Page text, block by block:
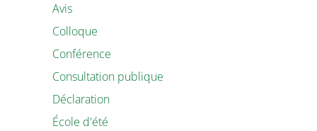
Avis
Colloque
Conférence
Consultation publique
Déclaration
École d'été